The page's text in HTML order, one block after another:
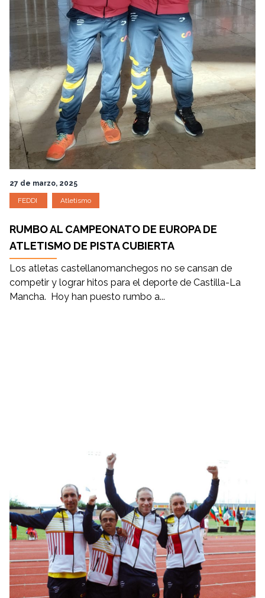
27 de marzo, 2025
FEDDI Atletismo
RUMBO AL CAMPEONATO DE EUROPA DE
ATLETISMO DE PISTA CUBIERTA
Los atletas castellanomanchegos no se cansan de
competir y lograr hitos para el deporte de Castilla-La
Mancha. Hoy han puesto rumbo a...